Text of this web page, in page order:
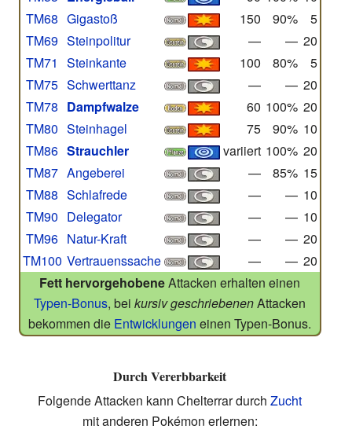
TM68 Gigastoß 150 90%
5
TM69 Steinpolitur — — 20
TM71
Steinkante 100 80%
5
TM75 Schwerttanz — — 20
TM78 Dampfwalze 60 100% 20
TM80 Steinhagel 75 90% 10
TM86 Strauchler variiert 100% 20
TM87 Angeberei — 85% 15
TM88 Schlafrede — — 10
TM90 Delegator — — 10
TM96 Natur-Kraft — — 20
TM100 Vertrauenssache — — 20
Fett hervorgehobeneAttacken erhalten einen
Typen-Bonus, bei kursiv geschriebenenAttacken
bekommen die Entwicklungen einen Typen-Bonus.
Durch Vererbbarkeit
Folgende Attacken kann Chelterrar durch Zucht
mit anderen Pokémon erlernen: